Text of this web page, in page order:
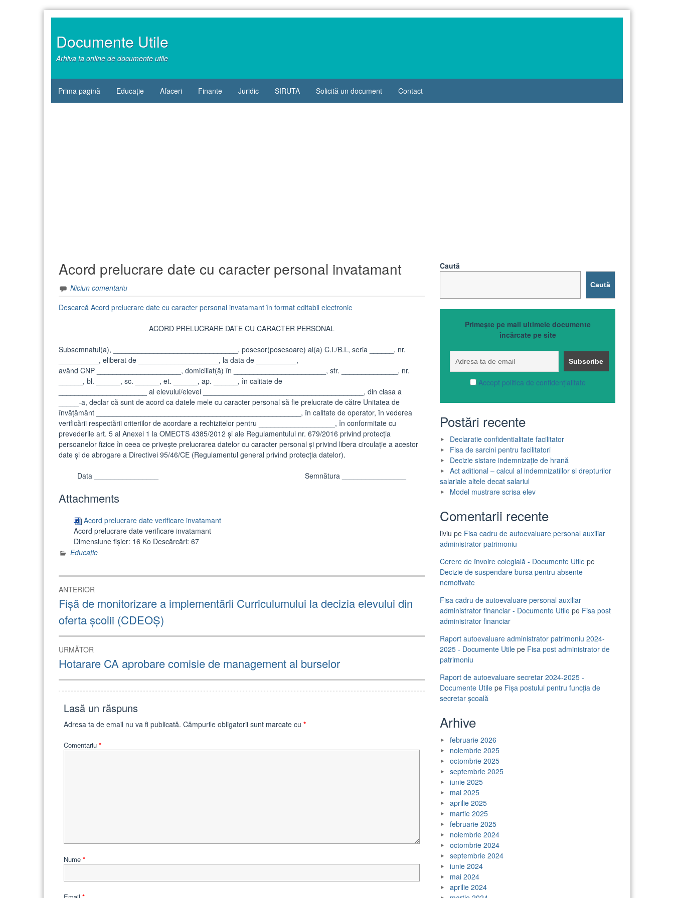
Documente Utile
Arhiva ta online de documente utile
Prima pagină Educație Afaceri Finante Juridic SIRUTA Solicită un document Contact
Acord prelucrare date cu caracter personal invatamant
Niciun comentariu
Descarcă Acord prelucrare date cu caracter personal invatamant în format editabil electronic
ACORD PRELUCRARE DATE CU CARACTER PERSONAL
Subsemnatul(a), _______________________________, posesor(posesoare) al(a) C.I./B.I., seria ______, nr.
__________, eliberat de ____________________, la data de __________,
având CNP _____________________, domiciliat(ă) în _______________________, str. ______________, nr.
______, bl. ______, sc. ______, et. ______, ap. ______, în calitate de
______________________ al elevului/elevei ________________________________________, din clasa a
_____-a, declar că sunt de acord ca datele mele cu caracter personal să fie prelucrate de către Unitatea de
învățământ ___________________________________________________, în calitate de operator, în vederea
verificării respectării criteriilor de acordare a rechizitelor pentru ___________________, în conformitate cu
prevederile art. 5 al Anexei 1 la OMECTS 4385/2012 și ale Regulamentului nr. 679/2016 privind protecţia
persoanelor fizice în ceea ce priveşte prelucrarea datelor cu caracter personal şi privind libera circulaţie a acestor
date şi de abrogare a Directivei 95/46/CE (Regulamentul general privind protecţia datelor).
Data ________________ Semnătura ________________
Attachments
Acord prelucrare date verificare invatamant
Acord prelucrare date verificare invatamant
Dimensiune fișier: 16 Ko Descărcări: 67
Educație
Navigare
în
articole
ANTERIOR
Articolul
anterior:
Fișă de monitorizare a implementării Curriculumului la decizia elevului din
oferta școlii (CDEOȘ)
URMĂTOR
Articolul
următor:
Hotarare CA aprobare comisie de management al burselor
Lasă un răspuns
Adresa ta de email nu va fi publicată. Câmpurile obligatorii sunt marcate cu *
Comentariu *
Nume *
Caută
Caută
Primește pe mail ultimele documente
încărcate pe site
Accept politica de confidențialitate
Postări recente
Declaratie confidentialitate facilitator
Fisa de sarcini pentru facilitatori
Decizie sistare indemnizație de hrană
Act aditional – calcul al indemnizatiilor si drepturilor
salariale altele decat salariul
Model mustrare scrisa elev
Comentarii recente
liviu pe Fisa cadru de autoevaluare personal auxiliar
administrator patrimoniu
Cerere de învoire colegială - Documente Utile pe
Decizie de suspendare bursa pentru absente
nemotivate
Fisa cadru de autoevaluare personal auxiliar
administrator financiar - Documente Utile pe Fisa post
administrator financiar
Raport autoevaluare administrator patrimoniu 2024-
2025 - Documente Utile pe Fisa post administrator de
patrimoniu
Raport de autoevaluare secretar 2024-2025 -
Documente Utile pe Fișa postului pentru funcția de
secretar școală
Arhive
februarie 2026
noiembrie 2025
octombrie 2025
septembrie 2025
iunie 2025
mai 2025
aprilie 2025
martie 2025
februarie 2025
noiembrie 2024
octombrie 2024
septembrie 2024
iunie 2024
mai 2024
aprilie 2024